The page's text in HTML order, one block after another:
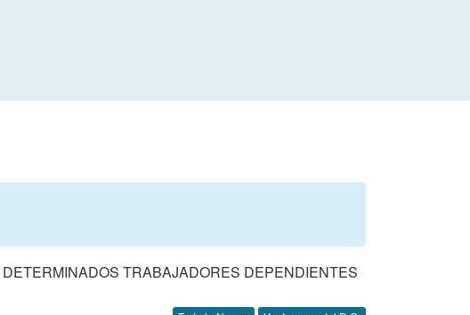
TRABAJADORES DEPENDIENTES